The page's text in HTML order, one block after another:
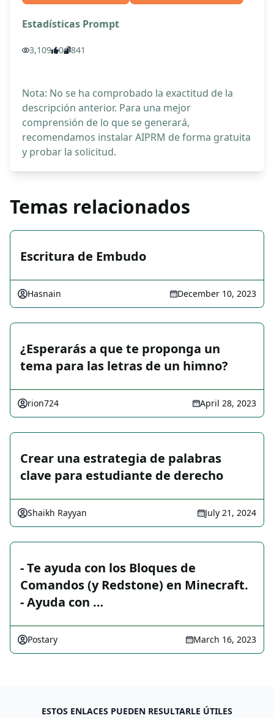
Estadísticas Prompt
3,109 0 841
Nota: No se ha comprobado la exactitud de la
descripción anterior. Para una mejor
comprensión de lo que se generará,
recomendamos instalar AIPRM de forma gratuita
y probar la solicitud.
Temas relacionados
Escritura de Embudo
Hasnain December 10, 2023
¿Esperarás a que te proponga un
tema para las letras de un himno?
rion724 April 28, 2023
Crear una estrategia de palabras
clave para estudiante de derecho
Shaikh Rayyan July 21, 2024
- Te ayuda con los Bloques de
Comandos (y Redstone) en Minecraft.
- Ayuda con …
Postary March 16, 2023
ESTOS ENLACES PUEDEN RESULTARLE ÚTILES